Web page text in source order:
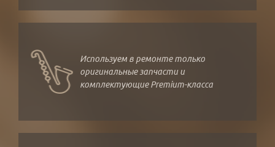
Используем в ремонте только
оригинальные запчасти и
комплектующие Premium-класса